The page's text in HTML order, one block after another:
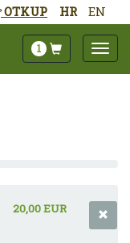
HR EN
OTKUP
1
20,00 EUR